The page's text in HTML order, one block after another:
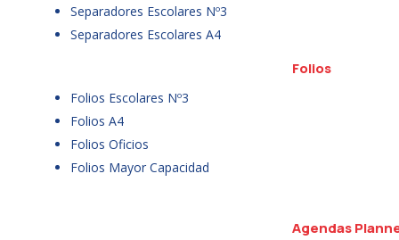
Separadores Escolares Nº3
Separadores Escolares A4
Folios
Folios Escolares Nº3
Folios A4
Folios Oficios
Folios Mayor Capacidad
Agendas